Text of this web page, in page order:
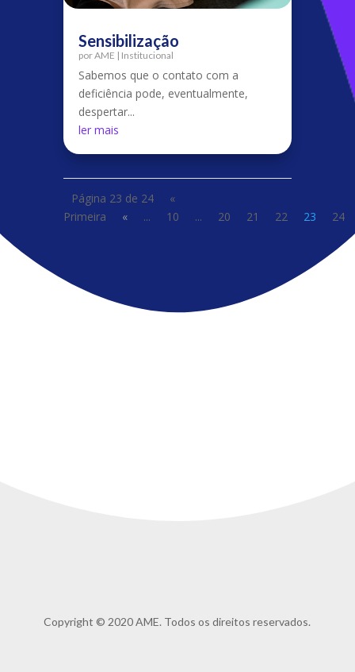
Sensibilização
porAME | Institucional
Sabemos que o contato com a
deficiência pode, eventualmente,
despertar...
ler mais
Página 23 de 24
«
Primeira
« ... 10 ... 20 21 22 23 24
Copyright © 2020 AME. Todos os direitos reservados.